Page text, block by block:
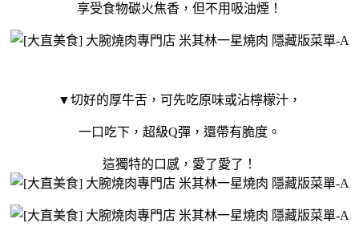
享受食物碳火焦香，但不用吸油煙！
▼切好的厚牛舌，可先吃原味或沾檸檬汁，
一口吃下，超級Q彈，還帶有脆度。
這獨特的口感，愛了愛了！